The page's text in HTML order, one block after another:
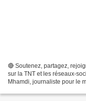
🔴 Soutenez, partagez,
sur la TNT et les réseaux-
Mhamdi, journaliste pour le